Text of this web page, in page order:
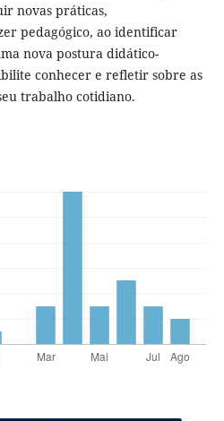
novas práticas,
pedagógico, ao identificar
nova postura didático-
conhecer e refletir sobre as
trabalho cotidiano.